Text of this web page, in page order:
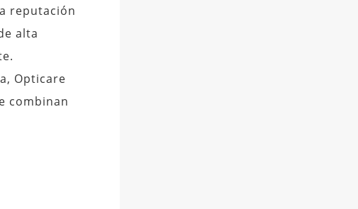
reputación
alta
Opticare
combinan